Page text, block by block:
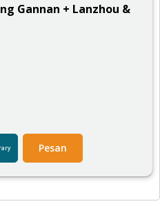
Gannan + Lanzhou &
Pesan